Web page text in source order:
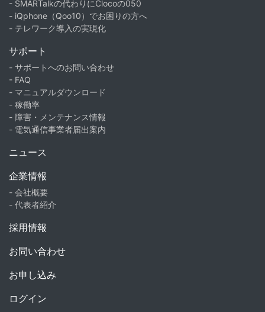
- SMARTalkの代わりにClocoの050
- iQphone（Qoo10）でお困りの方へ
- テレワーク導入の実現化
サポート
- サポートへのお問い合わせ
- FAQ
- マニュアルダウンロード
- 稼働率
- 障害・メンテナンス情報
- 電気通信事業者届出案内
ニュース
企業情報
- 会社概要
- 代表者紹介
採用情報
お問い合わせ
お申し込み
ログイン